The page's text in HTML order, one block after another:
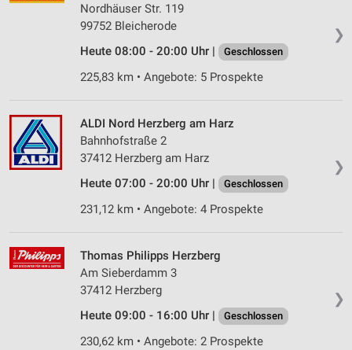
❯
Nordhäuser Str. 119
99752 Bleicherode
Heute 08:00 - 20:00 Uhr |
Geschlossen
225,83 km • Angebote: 5 Prospekte
❯
ALDI Nord Herzberg am Harz
Bahnhofstraße 2
37412 Herzberg am Harz
Heute 07:00 - 20:00 Uhr |
Geschlossen
231,12 km • Angebote: 4 Prospekte
❯
Thomas Philipps Herzberg
Am Sieberdamm 3
37412 Herzberg
Heute 09:00 - 16:00 Uhr |
Geschlossen
230,62 km • Angebote: 2 Prospekte